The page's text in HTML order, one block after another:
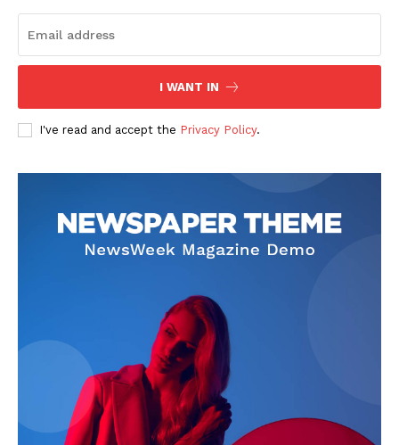
I WANT IN
I've read and accept the Privacy Policy.